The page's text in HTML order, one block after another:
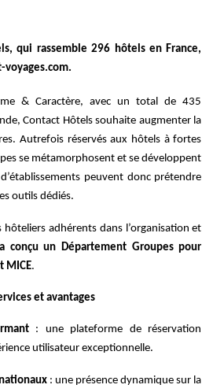
qui rassemble 296 hôtels en France,
voyages.com.
& Caractère, avec un total de 435
Contact Hôtels souhaite augmenter la
Autrefois réservés aux hôtels à fortes
se métamorphosent et se développent
peuvent donc prétendre
outils dédiés.
adhérents dans l’organisation et
conçu un Département Groupes pour
MICE.
et avantages
: une plateforme de réservation
utilisateur exceptionnelle.
: une présence dynamique sur la